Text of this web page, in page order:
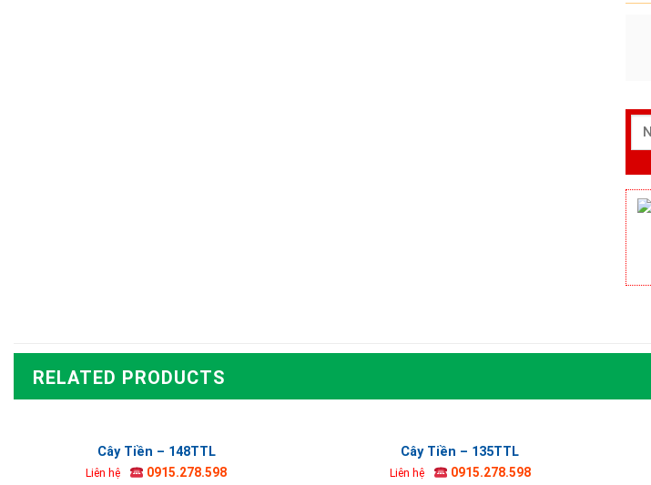
RELATED PRODUCTS
Cây Tiền – 148TTL
Liên hệ 0915.278.598
Cây Tiền – 135TTL
Liên hệ 0915.278.598